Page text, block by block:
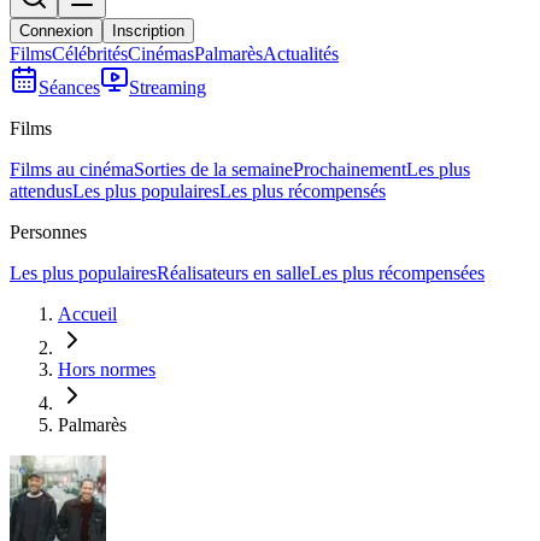
Connexion Inscription
FilmsCélébritésCinémasPalmarèsActualités
Séances
Streaming
Films
Films au cinémaSorties de la semaineProchainementLes plus
attendusLes plus populairesLes plus récompensés
Personnes
Les plus populairesRéalisateurs en salleLes plus récompensées
Accueil
Hors normes
Palmarès